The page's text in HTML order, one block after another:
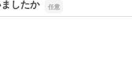
したか
したか